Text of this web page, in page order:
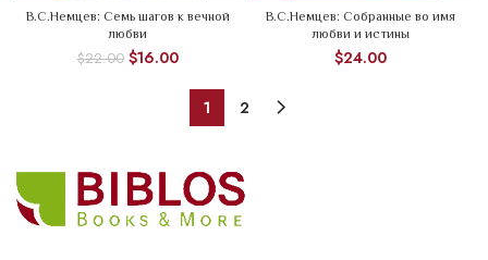
В.С.Немцев: Семь шагов к вечной
любви
$22.00 $16.00
В.С.Немцев: Собранные во имя
любви и истины
$24.00
1 2